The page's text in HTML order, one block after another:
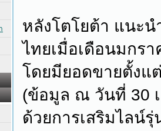
หลังโตโยต้า แนะน
ไทยเมื่อเดือนมกร
โดยมียอดขายตั้งแ
(ข้อมูล ณ วันที่ 30
ด้วยการเสริมไลน์